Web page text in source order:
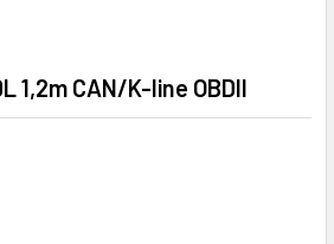
1,2m CAN/K-line OBDII